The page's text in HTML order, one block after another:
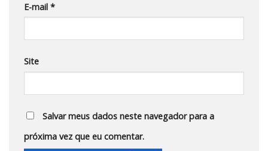
E-mail *
Site
Salvar meus dados neste navegador para a
próxima vez que eu comentar.